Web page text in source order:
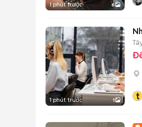
1 phút trước 6
1 phút trước 1 t